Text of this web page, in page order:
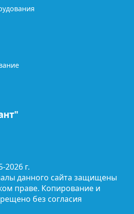
2026 г.
данного сайта защищены
праве. Копирование и
без согласия